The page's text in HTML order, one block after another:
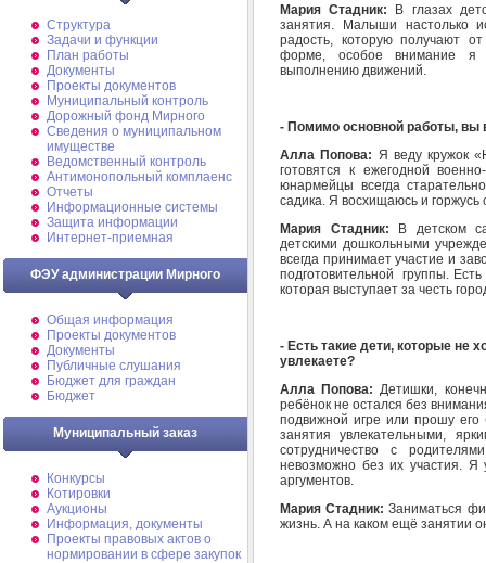
Структура
Задачи и функции
План работы
Документы
Проекты документов
Муниципальный контроль
Дорожный фонд Мирного
Cведения о муниципальном
имуществе
Ведомственный контроль
Антимонопольный комплаенс
Отчеты
Информационные системы
Защита информации
Интернет-приемная
ФЭУ администрации Мирного
Общая информация
Проекты документов
Документы
Публичные слушания
Бюджет для граждан
Бюджет
Муниципальный заказ
Конкурсы
Котировки
Аукционы
Информация, документы
Проекты правовых актов о
нормировании в сфере закупок
Мария Стадник: В глазах
занятия. Малыши настолько
радость, которую получают
форме, особое внимание я
выполнению движений.
- Помимо основной работы, вы
Алла Попова: Я веду кружок
готовятся к ежегодной
юнармейцы всегда
садика. Я восхищаюсь и горжусь
Мария Стадник: В детском
детскими дошкольными
всегда принимает участие и
подготовительной группы.
которая выступает за честь
- Есть такие дети, которые не
увлекаете?
Алла Попова:Детишки,
ребёнок не остался без
подвижной игре или прошу
занятия увлекательными,
сотрудничество с
невозможно без их участия. Я
аргументов.
Мария Стадник:Заниматься
жизнь. А на каком ещё занятии